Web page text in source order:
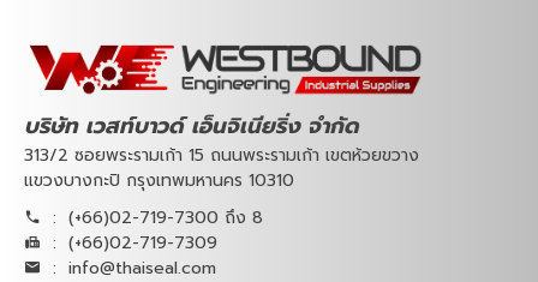
บริษัท เวสท์บาวด์ เอ็นจิเนียริ่ง จำกัด
313/2 ซอยพระรามเก้า 15 ถนนพระรามเก้า เขตห้วยขวาง
แขวงบางกะปิ กรุงเทพมหานคร 10310
: (+66)02-719-7300 ถึง 8
: (+66)02-719-7309
: info@thaiseal.com